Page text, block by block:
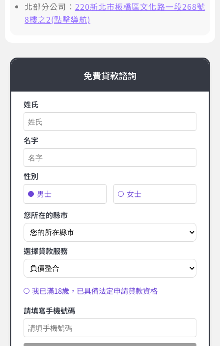
北部分公司： 220新北市板橋區文化路一段268號
8樓之2(點擊導航)
免費貸款諮詢
姓氏
名字
性別
男士
女士
您所在的縣市
選擇貸款服務
我已滿18歲，已具備法定申請貸款資格
請填寫手機號碼